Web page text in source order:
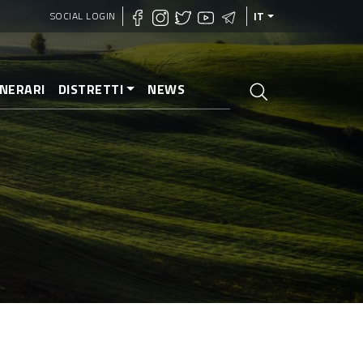
SOCIAL LOGIN IT
DISTRETTI NEWS